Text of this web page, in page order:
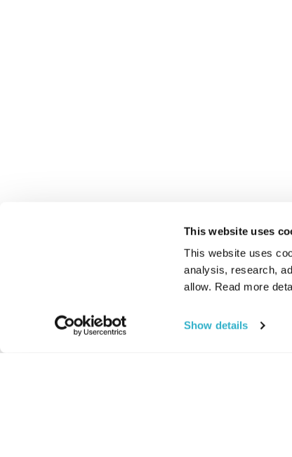
This website uses
This website uses
analysis, research,
allow. Read more
Show details